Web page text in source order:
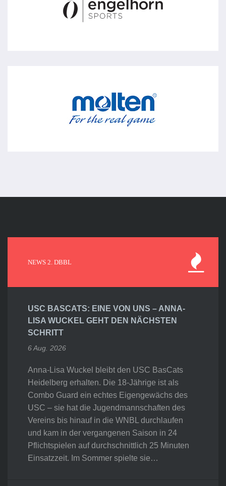
NEWS 2. DBBL
USC BASCATS: EINE VON UNS – ANNA-
LISA WUCKEL GEHT DEN NÄCHSTEN
SCHRITT
6 Aug. 2026
Anna-Lisa Wuckel bleibt den USC BasCats
Heidelberg erhalten. Die 18-Jährige ist als
Combo Guard ein echtes Eigengewächs des
USC – sie hat die Jugendmannschaften des
Vereins bis hinauf in die WNBL durchlaufen
und kam in der vergangenen Saison in 24
Pflichtspielen auf durchschnittlich 25 Minuten
Einsatzzeit. Im Sommer spielte sie…